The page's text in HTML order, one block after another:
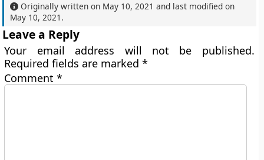
Originally written on May 10, 2021 and last modified on
May 10, 2021 .
Leave a Reply
Your email address will not be published.
Required fields are marked*
Comment*